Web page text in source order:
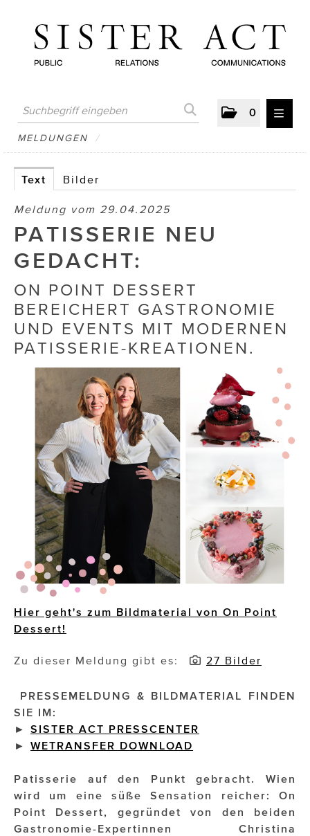
0
MELDUNGEN
AUSTRIAN PRESS DAY
ATELIER FĒ.
CUBE
Die Dudlerei
Dominique Scharax – Move Mind Breath
Dr. Albert Fuchs
Élan Flow
Foodsavers
FREIHERZ
FRISTADS
FR!TZ EYEWEAR
GHOST BASTARD
GymBeam
JUWELIER WAGNER
Merz Aesthetics
NEVER AGE NUTRITION
MELDUNGEN /
Text Bilder
Meldung vom 29.04.2025
PATISSERIE NEU
GEDACHT:
ON POINT DESSERT
BEREICHERT GASTRONOMIE
UND EVENTS MIT MODERNEN
PATISSERIE-KREATIONEN.
Hier geht's zum Bildmaterial von On Point
Dessert!
Zu dieser Meldung gibt es: 27 Bilder
PRESSEMELDUNG & BILDMATERIAL FINDEN
SIE IM:
► SISTER ACT PRESSCENTER
► WETRANSFER DOWNLOAD
Patisserie auf den Punkt gebracht. Wien
wird um eine süße Sensation reicher: On
Point Dessert, gegründet von den beiden
Gastronomie-Expertinnen Christina